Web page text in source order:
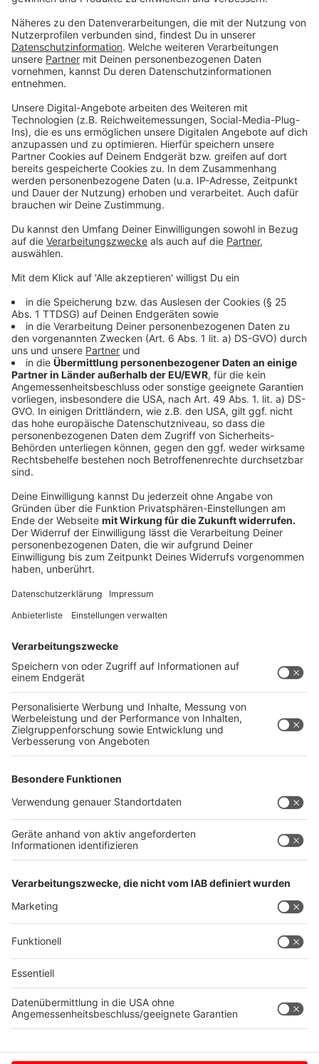
Moment retten zu können?
Falls ihm das gelingen sollte, könnte Trampelfüßchen
in dieser Nacht vielleicht über sich selbst
hinauswachsen und ein richtiger Held werden.
Anzeige
Anzeige
Der Mondscheindrache
Bestsellerautorin Cornelia Funke
(Tintenherz-Trilogie)
gibt es jetzt alsBilderbuch zum Vorlesenmit
farbigenIllustrationenvonAnnette Swoboda. Wer hat
nicht schon mal davon geträumt, dass die Figuren aus
Büchern lebendig werden? Genau das passiert Philipp
in einer zauberhaften Mondnacht. Ein kleiner Drache
springt aus seinem Buch, verfolgt von einem grimmig
dreinblickenden Ritter. Zum Staunen bleibt Philipp
jedoch keine Zeit, denn gerade als er dem armen
Drachen zu Hilfe kommen will, schrumpft er selbst.
Wie aber kämpft man gegen einen gemeinen Ritter,
wenn man nur noch daumengroß ist?
Anzeige
Anzeige
Der kleine Gorilla stibitzt dem Zoowärter den
Schlüssel! Und nun folgen die Zootiere ihrem Wärter
Gute Nacht, Gorilla! ist ein großartiges Bilderbuch für
die Kleinsten! Es ist prächtig nachzuvollziehen, wie der
kleine Gorilla dem Zoowärter den Schlüssel
bis zum Gürteltier, dem müden Wärter bis ins
Schlafzimmer folgen. Und wenn nicht alle dessen Frau
so höflich auf ihr Gute Nacht, Liebling geantwortet
hätten, hätten sie dort wohl auch bleiben können .